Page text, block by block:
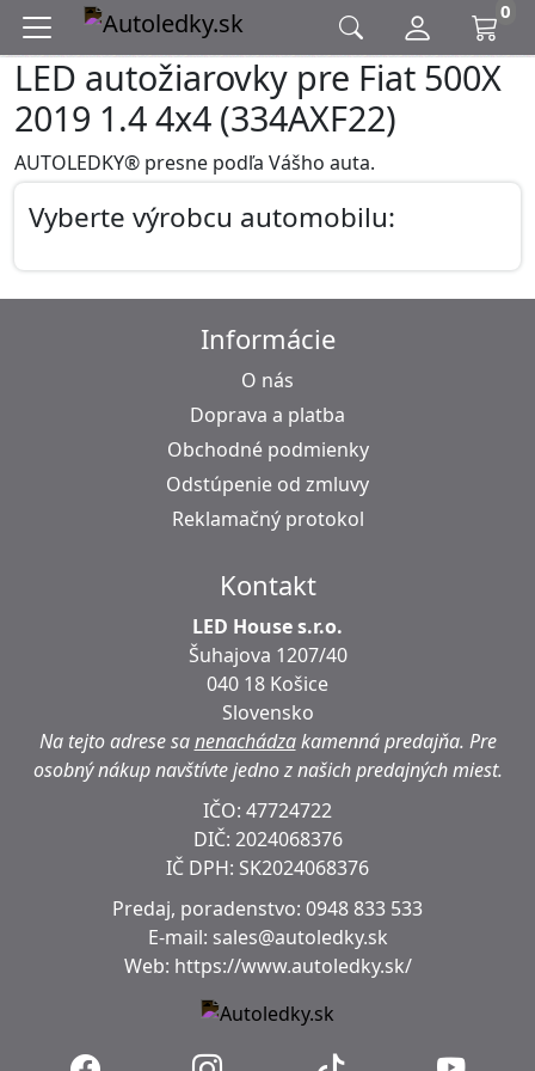
0
LED autožiarovky pre Fiat 500X
2019 1.4 4x4 (334AXF22)
AUTOLEDKY® presne podľa Vášho auta.
Vyberte výrobcu automobilu:
Informácie
O nás
Doprava a platba
Obchodné podmienky
Odstúpenie od zmluvy
Reklamačný protokol
Kontakt
LED House s.r.o.
Šuhajova 1207/40
040 18 Košice
Slovensko
Na tejto adrese sanenachádzakamenná predajňa. Pre
osobný nákup navštívte jedno z našich predajných miest.
IČO: 47724722
DIČ: 2024068376
IČ DPH: SK2024068376
Predaj, poradenstvo: 0948 833 533
E-mail: sales@autoledky.sk
Web: https://www.autoledky.sk/